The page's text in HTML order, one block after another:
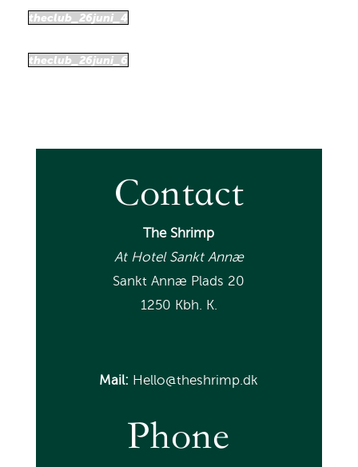
theclub_26juni_4
theclub_26juni_6
Contact
The Shrimp
At Hotel Sankt Annæ
Sankt Annæ Plads 20
1250 Kbh. K.
Mail: Hello@theshrimp.dk
Phone